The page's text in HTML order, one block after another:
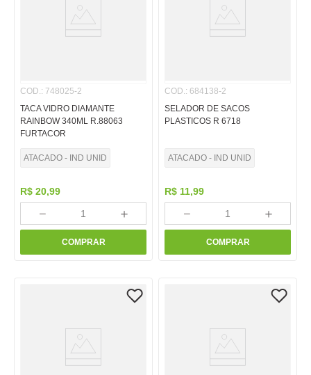
COD.: 748025-2
TACA VIDRO DIAMANTE
RAINBOW 340ML R.88063
FURTACOR
ATACADO - IND UNID
R$ 20,99
＋
－
COMPRAR
COD.: 684138-2
SELADOR DE SACOS
PLASTICOS R 6718
ATACADO - IND UNID
R$ 11,99
＋
－
COMPRAR